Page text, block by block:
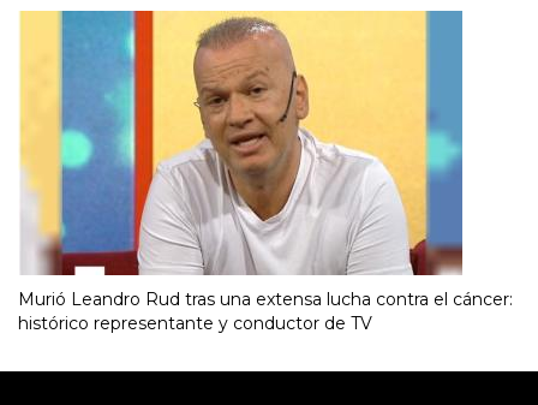
Murió Leandro Rud tras una extensa lucha contra el cáncer:
histórico representante y conductor de TV